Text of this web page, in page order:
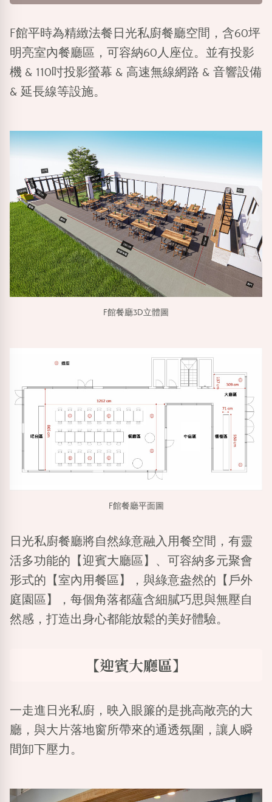
F館平時為精緻法餐日光私廚餐廳空間，含60坪
明亮室內餐廳區，可容納60人座位。並有投影
機 & 110吋投影螢幕 & 高速無線網路 & 音響設備
& 延長線等設施。
F館餐廳3D立體圖
F館餐廳平面圖
日光私廚餐廳將自然綠意融入用餐空間，有靈
活多功能的 【迎賓大廳區】 、可容納多元聚會
形式的 【室內用餐區】 ，與綠意盎然的 【戶外
庭園區】
，每個角落都蘊含細膩巧思與無壓自
然感，打造出身心都能放鬆的美好體驗。
【迎賓大廳區】
一走進日光私廚，映入眼簾的是挑高敞亮的大
廳，與大片落地窗所帶來的通透氛圍，讓人瞬
間卸下壓力。